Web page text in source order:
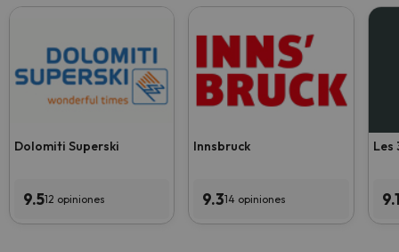
Dolomiti Superski
9.512 opiniones
Innsbruck
9.314 opiniones
Les